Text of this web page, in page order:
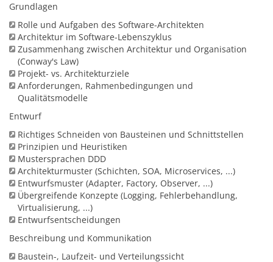
Grundlagen
Rolle und Aufgaben des Software-Architekten
Architektur im Software-Lebenszyklus
Zusammenhang zwischen Architektur und Organisation
(Conway's Law)
Projekt- vs. Architekturziele
Anforderungen, Rahmenbedingungen und
Qualitätsmodelle
Entwurf
Richtiges Schneiden von Bausteinen und Schnittstellen
Prinzipien und Heuristiken
Mustersprachen DDD
Architekturmuster (Schichten, SOA, Microservices, ...)
Entwurfsmuster (Adapter, Factory, Observer, ...)
Übergreifende Konzepte (Logging, Fehlerbehandlung,
Virtualisierung, ...)
Entwurfsentscheidungen
Beschreibung und Kommunikation
Baustein-, Laufzeit- und Verteilungssicht